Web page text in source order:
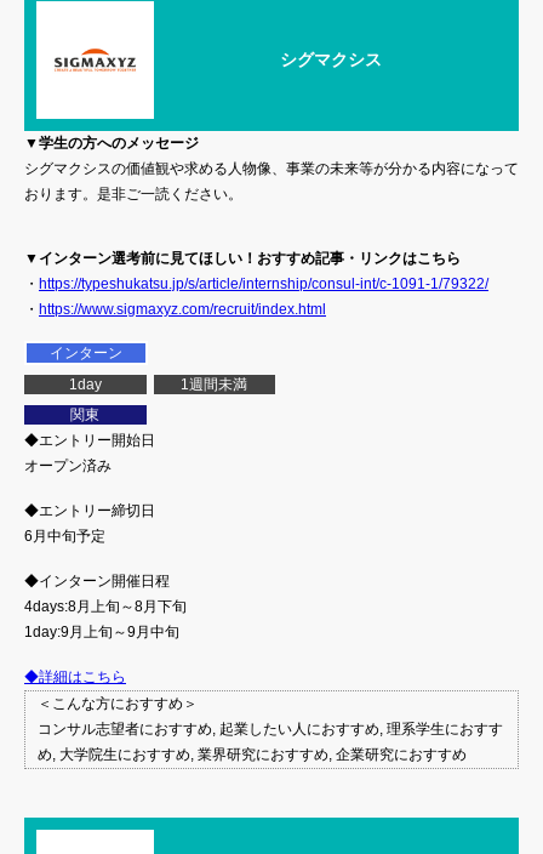
シグマクシス
▼学生の方へのメッセージ
シグマクシスの価値観や求める人物像、事業の未来等が分かる内容になって
おります。是非ご一読ください。
▼インターン選考前に見てほしい！おすすめ記事・リンクはこちら
・ https://typeshukatsu.jp/s/article/internship/consul-int/c-1091-1/79322/
・ https://www.sigmaxyz.com/recruit/index.html
インターン
1day
1週間未満
関東
◆エントリー開始日
オープン済み
◆エントリー締切日
6月中旬予定
◆インターン開催日程
4days:8月上旬～8月下旬
1day:9月上旬～9月中旬
◆詳細はこちら
＜こんな方におすすめ＞
コンサル志望者におすすめ, 起業したい人におすすめ, 理系学生におすす
め, 大学院生におすすめ, 業界研究におすすめ, 企業研究におすすめ